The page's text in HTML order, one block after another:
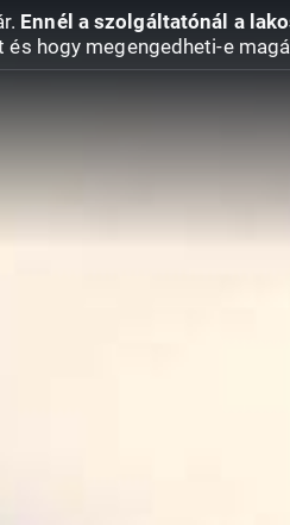
Ennél a szolgáltatónál a
hogy megengedheti-e